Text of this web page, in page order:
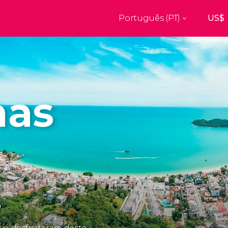
Top destinos
Paris
França
Nova
Estados
Florença
Itália
Madrid
Espanha
Milão
Itália
República Checa
Porto
Portugal
Ver todos os destinos
Português (PT)